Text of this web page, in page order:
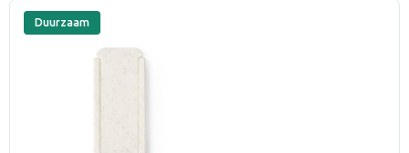
Duurzaam